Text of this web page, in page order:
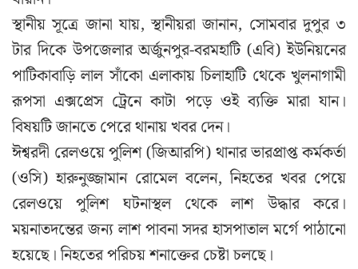
স্থানীয় সূত্রে জানা যায়, স্থানীয়রা জানান, সোমবার দুপুর ৩
টার দিকে উপজেলার অর্জুনপুর-বরমহাটি (এবি) ইউনিয়নের
পাটিকাবাড়ি লাল সাঁকো এলাকায় চিলাহাটি থেকে খুলনাগামী
রূপসা এক্সপ্রেস ট্রেনে কাটা পড়ে ওই ব্যক্তি মারা যান।
বিষয়টি জানতে পেরে থানায় খবর দেন।
ঈশ্বরদী রেলওয়ে পুলিশ (জিআরপি) থানার ভারপ্রাপ্ত কর্মকর্তা
(ওসি) হারুনুজ্জামান রোমেল বলেন, নিহতের খবর পেয়ে
রেলওয়ে পুলিশ ঘটনাস্থল থেকে লাশ উদ্ধার করে।
ময়নাতদন্তের জন্য লাশ পাবনা সদর হাসপাতাল মর্গে পাঠানো
হয়েছে। নিহতের পরিচয় শনাক্তের চেষ্টা চলছে।